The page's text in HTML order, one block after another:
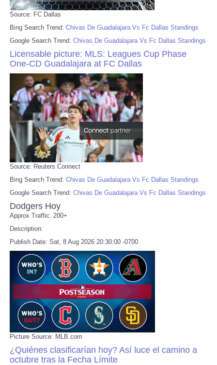
Source: FC Dallas
Bing Search Trend: Chivas De Guadalajara Vs Fc Dallas Standings
Google Search Trend: Chivas De Guadalajara Vs Fc Dallas Standings
Licensable picture: MLS: Leagues Cup Phase
One-CD Guadalajara at FC Dallas
Source: Reuters Connect
Bing Search Trend: Chivas De Guadalajara Vs Fc Dallas Standings
Google Search Trend: Chivas De Guadalajara Vs Fc Dallas Standings
Dodgers Hoy
Approx Traffic: 200+
Description:
Publish Date: Sat, 8 Aug 2026 20:30:00 -0700
Picture Source: MLB.com
¿Quiénes clasificarían hoy? Así luce el camino a
octubre tras la Fecha Límite